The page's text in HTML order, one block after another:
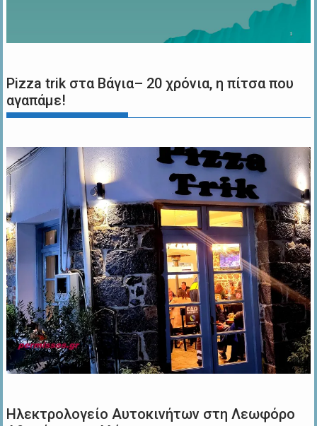
Pizza trik στα Βάγια– 20 χρόνια, η πίτσα που
αγαπάμε!
Ηλεκτρολογείο Αυτοκινήτων στη Λεωφόρο